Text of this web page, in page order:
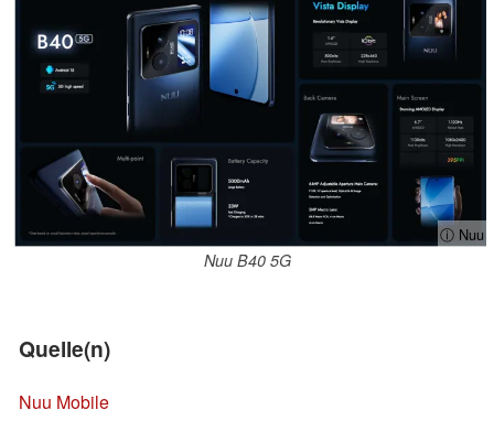
ⓘ Nuu
Nuu B40 5G
Quelle(n)
Nuu Mobile